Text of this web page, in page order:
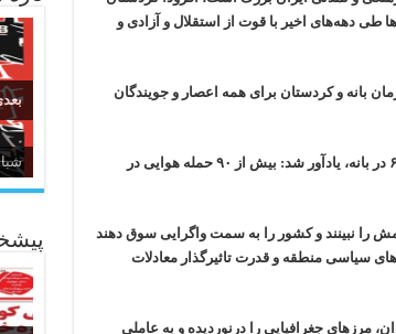
طی دهه‌های اخیر با قوت از استقلال و آزادی و
بانه و کردستان برای همه اعصار و جویندگان
اسماعیلی با اشاره به شهادت ۶۰۳ نفر در بمباران ۱۵ خرداد سال ۶۳ در بانه، یادآور شد: بیش از ۹۰ حمله هوایی در
را نبینند و کشور را به سمت واگرایی سوق دهند
سیاسی منطقه و قدرت تاثیرگذار معادلات
مرزهای جغرافیایی را درنوردیده و به عاملی